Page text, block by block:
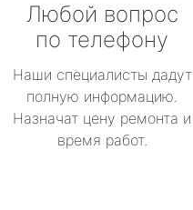
Любой вопрос
по телефону
Наши специалисты дадут
полную информацию.
Назначат цену ремонта и
время работ.